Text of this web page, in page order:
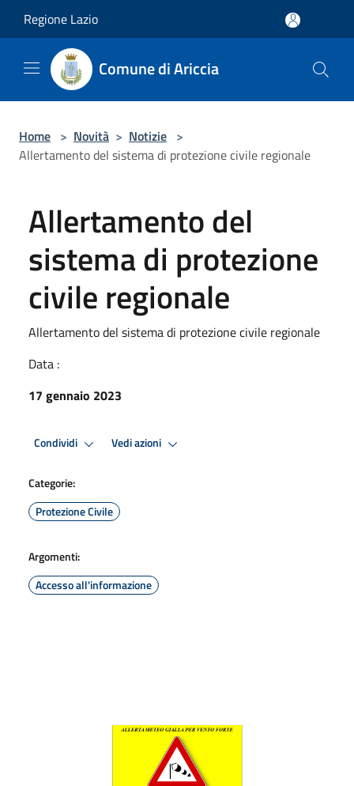
Regione Lazio
Comune di Ariccia
Home > Novità > Notizie >
Allertamento del sistema di protezione civile regionale
Allertamento del
sistema di protezione
civile regionale
Allertamento del sistema di protezione civile regionale
Data :
17 gennaio 2023
Condividi Vedi azioni
Categorie:
Protezione Civile
Argomenti:
Accesso all'informazione